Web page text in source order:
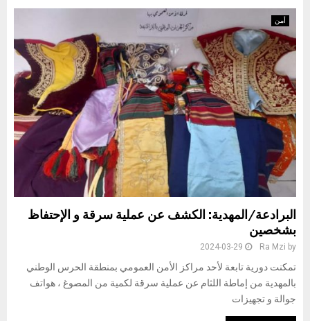
أمن
البرادعة/المهدية: الكشف عن عملية سرقة و الإحتفاظ
بشخصين
by
Ra Mzi
2024-03-29
تمكنت دورية تابعة لأحد مراكز الأمن العمومي بمنطقة الحرس الوطني
بالمهدية من إماطة اللثام عن عملية سرقة لكمية من المصوغ ، هواتف
جوالة و تجهيزات